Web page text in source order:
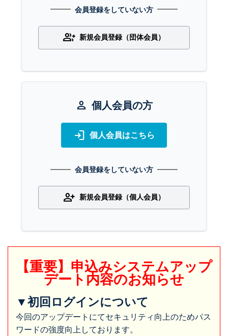
会員登録をしていない方
group_add 新規会員登録（団体会員）
person 個人会員の方
login 個人会員はこちら
会員登録をしていない方
person_add 新規会員登録（個人会員）
【重要】申込みシステムアップ
デート内容のお知らせ
▼初回ログインについて
今回のアップデートにてセキュリティ向上のためパス
ワードの強度向上しております。